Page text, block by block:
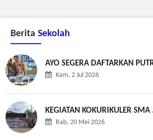
Berita Sekolah
AYO SEGERA DAFTARKAN
Kam, 2 Jul 2026
KEGIATAN KOKURIKULER SMA
Rab, 20 Mei 2026